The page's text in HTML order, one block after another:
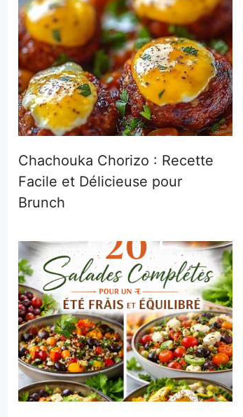
Chachouka Chorizo : Recette
Facile et Délicieuse pour
Brunch